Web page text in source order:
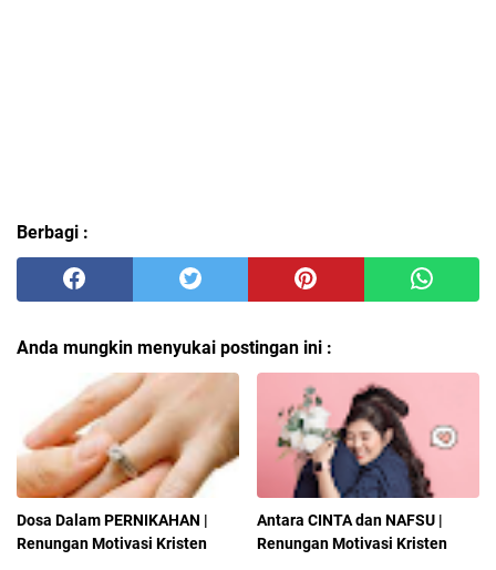
Berbagi :
Anda mungkin menyukai postingan ini :
Dosa Dalam PERNIKAHAN |
Renungan Motivasi Kristen
Antara CINTA dan NAFSU |
Renungan Motivasi Kristen